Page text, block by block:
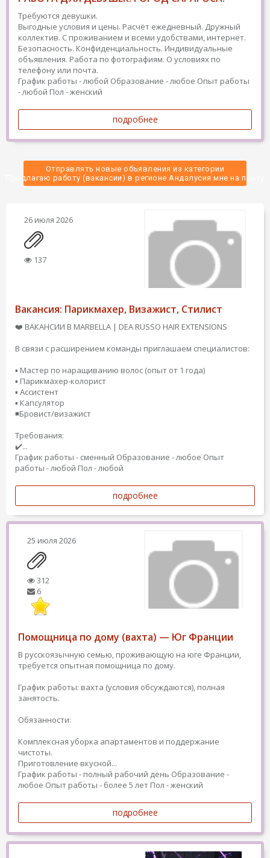
Требуются девушки.
Выгодные условия и цены. Расчёт ежедневный. Дружный
коллектив. С проживанием и всеми удобствами, интернет.
Безопасность. Конфиденциальность. Индивидуальные
объявления. Работа по фотографиям. О условиях по
телефону или почта.
График работы - любой Образование - любое Опыт работы
- любой Пол - женский
подробнее
Отправлять новые объявления из категории
Предлагаю работу (вакансии) в регионе Андалусия мне на почту
26 июля 2026
137
Вакансия: Парикмахер, Визажист, Стилист
❤️ ВАКАНСИИ В MARBELLA | DEA RUSSO HAIR EXTENSIONS
В связи с расширением команды приглашаем специалистов:
▪️ Мастер по наращиванию волос (опыт от 1 года)
▪️ Парикмахер-колорист
▪️ Ассистент
▪️ Капсулятор
◾️Бровист/визажист
Требования:
✔️...
График работы - сменный Образование - любое Опыт
работы - любой Пол - любой
подробнее
25 июля 2026
312
6
Помощница по дому (вахта) — Юг Франции
В русскоязычную семью, проживающую на юге Франции,
требуется опытная помощница по дому.
График работы: вахта (условия обсуждаются), полная
занятость.
Обязанности:
Комплексная уборка апартаментов и поддержание
чистоты.
Приготовление вкусной...
График работы - полный рабочий день Образование -
любое Опыт работы - более 5 лет Пол - женский
подробнее